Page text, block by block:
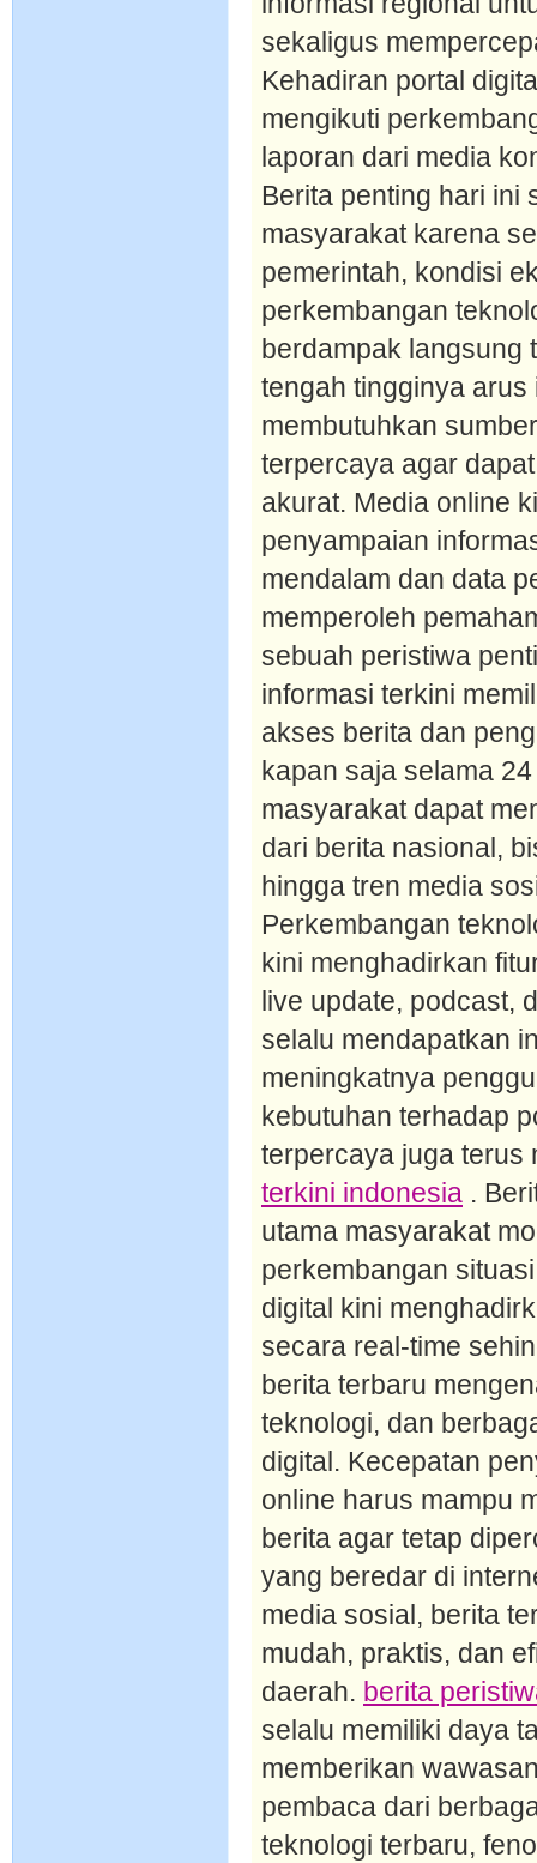
sekaligus
Kehadiran portal
mengikuti
laporan dari media
Berita penting hari ini
masyarakat karena
pemerintah, kondisi
perkembangan
berdampak langsung
tengah tingginya
membutuhkan
terpercaya agar
akurat. Media online
penyampaian
mendalam dan data
memperoleh
sebuah peristiwa
informasi terkini
akses berita dan
kapan saja selama
masyarakat dapat
dari berita nasional,
hingga tren media
Perkembangan
kini menghadirkan
live update, podcast,
selalu mendapatkan
meningkatnya
kebutuhan terhadap
terpercaya juga
terkini indonesia .
utama masyarakat
perkembangan
digital kini
secara real-time
berita terbaru
teknologi, dan
digital. Kecepatan
online harus mampu
berita agar tetap
yang beredar di
media sosial, berita
mudah, praktis, dan
daerah. berita
selalu memiliki daya
memberikan
pembaca dari
teknologi terbaru,